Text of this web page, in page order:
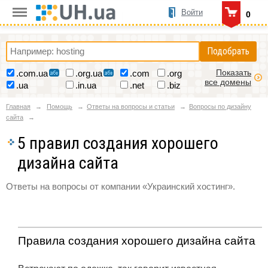
0
Войти
Подобрать
.com.ua .org.ua .com
.org
.ua
.in.ua .net .biz
Показать
все домены
Главная Помощь Ответы на вопросы и статьи
Вопросы по дизайну
сайта
5 правил создания хорошего
дизайна сайта
Ответы на вопросы от компании «Украинский хостинг».
Правила создания хорошего дизайна сайта